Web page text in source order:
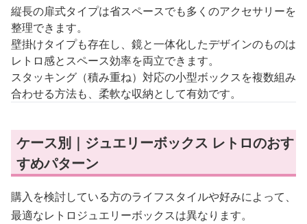
縦長の扉式タイプは省スペースでも多くのアクセサリーを
整理できます。
壁掛けタイプも存在し、鏡と一体化したデザインのものは
レトロ感とスペース効率を両立できます。
スタッキング（積み重ね）対応の小型ボックスを複数組み
合わせる方法も、柔軟な収納として有効です。
ケース別｜ジュエリーボックス レトロのおす
すめパターン
購入を検討している方のライフスタイルや好みによって、
最適なレトロジュエリーボックスは異なります。